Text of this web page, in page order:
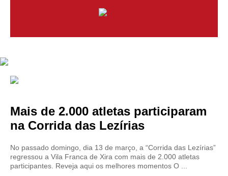
Mais de 2.000 atletas participaram
na Corrida das Lezírias
No passado domingo, dia 13 de março, a “Corrida das Lezírias”
regressou a Vila Franca de Xira com mais de 2.000 atletas
participantes. Reveja aqui os melhores momentos O ...